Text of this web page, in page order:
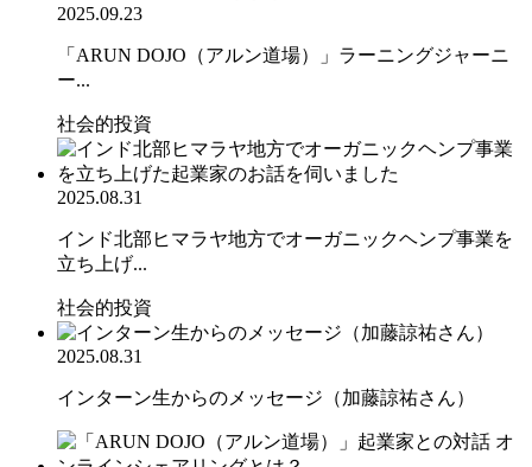
2025.09.23
「ARUN DOJO（アルン道場）」ラーニングジャーニ
ー...
社会的投資
2025.08.31
インド北部ヒマラヤ地方でオーガニックヘンプ事業を
立ち上げ...
社会的投資
2025.08.31
インターン生からのメッセージ（加藤諒祐さん）